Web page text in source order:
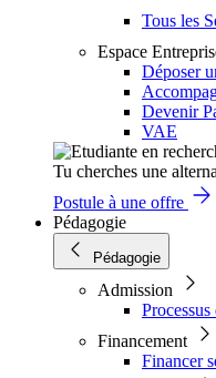
Tous les
Espace
Déposer
Devenir
VAE
Tu cherches une
Postule à une offre
Pédagogie
Pédagogie
Admission
Financement
Financer